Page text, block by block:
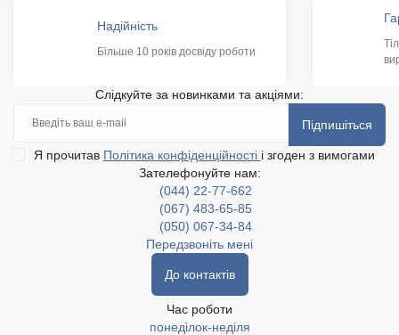
Надійність
Більше 10 років досвіду роботи
Слідкуйте за новинками та акціями:
Підпишіться
Я прочитав Політика конфіденційності і згоден з вимогами
Зателефонуйте нам:
(044) 22-77-662
(067) 483-65-85
(050) 067-34-84
Передзвоніть мені
До контактів
Час роботи
понеділок-неділя